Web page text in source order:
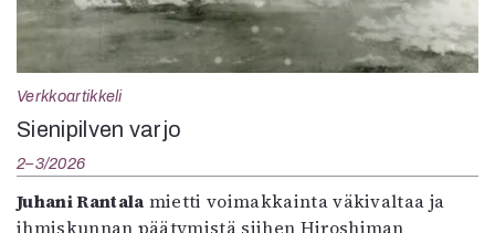
Verkkoartikkeli
Sienipilven varjo
2–3/2026
Juhani Rantala mietti voimakkainta väkivaltaa ja
ihmiskunnan päätymistä siihen Hiroshiman